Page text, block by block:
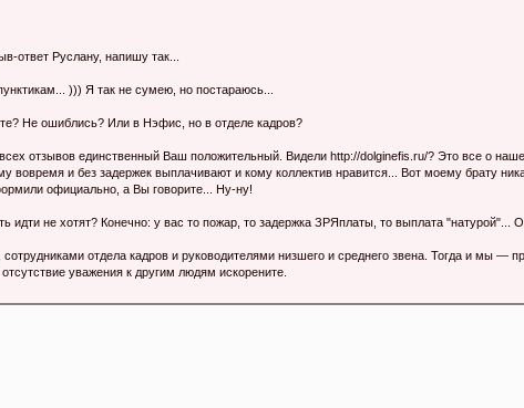
ответ Руслану, напишу так...
))) Я так не сумею, но постараюсь...
Не ошиблись? Или в Нэфис, но в отделе кадров?
отзывов единственный Ваш положительный. Видели http://dolginefis.ru/? Это все о
и без задержек выплачивают и кому коллектив нравится... Вот моему брату
официально, а Вы говорите... Ну-ну!
идти не хотят? Конечно: у вас то пожар, то задержка ЗРЯплаты, то выплата "натурой"...
отдела кадров и руководителями низшего и среднего звена. Тогда и мы —
уважения к другим людям искорените.